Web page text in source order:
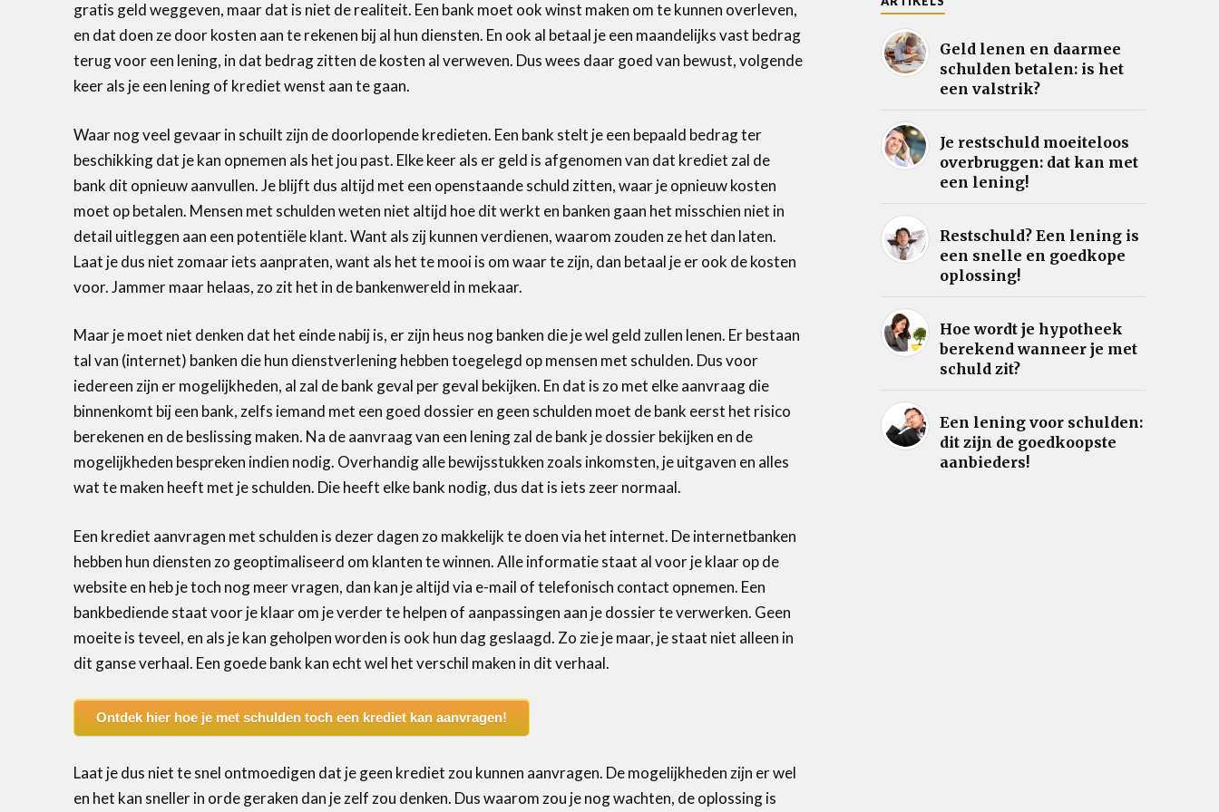
gratis geld weggeven, maar dat is niet de realiteit. Een bank moet ook winst maken om te kunnen overleven,
en dat doen ze door kosten aan te rekenen bij al hun diensten. En ook al betaal je een maandelijks vast bedrag
terug voor een lening, in dat bedrag zitten de kosten al verweven. Dus wees daar goed van bewust, volgende
keer als je een lening of krediet wenst aan te gaan.
Waar nog veel gevaar in schuilt zijn de doorlopende kredieten. Een bank stelt je een bepaald bedrag ter
beschikking dat je kan opnemen als het jou past. Elke keer als er geld is afgenomen van dat krediet zal de
bank dit opnieuw aanvullen. Je blijft dus altijd met een openstaande schuld zitten, waar je opnieuw kosten
moet op betalen. Mensen met schulden weten niet altijd hoe dit werkt en banken gaan het misschien niet in
detail uitleggen aan een potentiële klant. Want als zij kunnen verdienen, waarom zouden ze het dan laten.
Laat je dus niet zomaar iets aanpraten, want als het te mooi is om waar te zijn, dan betaal je er ook de kosten
voor. Jammer maar helaas, zo zit het in de bankenwereld in mekaar.
Maar je moet niet denken dat het einde nabij is, er zijn heus nog banken die je wel geld zullen lenen. Er bestaan
tal van (internet) banken die hun dienstverlening hebben toegelegd op mensen met schulden. Dus voor
iedereen zijn er mogelijkheden, al zal de bank geval per geval bekijken. En dat is zo met elke aanvraag die
binnenkomt bij een bank, zelfs iemand met een goed dossier en geen schulden moet de bank eerst het risico
berekenen en de beslissing maken. Na de aanvraag van een lening zal de bank je dossier bekijken en de
mogelijkheden bespreken indien nodig. Overhandig alle bewijsstukken zoals inkomsten, je uitgaven en alles
wat te maken heeft met je schulden. Die heeft elke bank nodig, dus dat is iets zeer normaal.
Een krediet aanvragen met schulden is dezer dagen zo makkelijk te doen via het internet. De internetbanken
hebben hun diensten zo geoptimaliseerd om klanten te winnen. Alle informatie staat al voor je klaar op de
website en heb je toch nog meer vragen, dan kan je altijd via e-mail of telefonisch contact opnemen. Een
bankbediende staat voor je klaar om je verder te helpen of aanpassingen aan je dossier te verwerken. Geen
moeite is teveel, en als je kan geholpen worden is ook hun dag geslaagd. Zo zie je maar, je staat niet alleen in
dit ganse verhaal. Een goede bank kan echt wel het verschil maken in dit verhaal.
Ontdek hier hoe je met schulden toch een krediet kan aanvragen!
Laat je dus niet te snel ontmoedigen dat je geen krediet zou kunnen aanvragen. De mogelijkheden zijn er wel
en het kan sneller in orde geraken dan je zelf zou denken. Dus waarom zou je nog wachten, de oplossing is
Geld lenen en daarmee
schulden betalen: is het
een valstrik?
Je restschuld moeiteloos
overbruggen: dat kan met
een lening!
Restschuld? Een lening is
een snelle en goedkope
oplossing!
Hoe wordt je hypotheek
berekend wanneer je met
schuld zit?
Een lening voor schulden:
dit zijn de goedkoopste
aanbieders!